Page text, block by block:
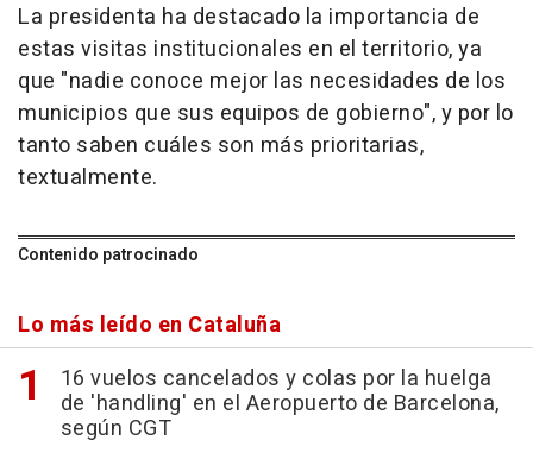
La presidenta ha destacado la importancia de
estas visitas institucionales en el territorio, ya
que "nadie conoce mejor las necesidades de los
municipios que sus equipos de gobierno", y por lo
tanto saben cuáles son más prioritarias,
textualmente.
Contenido patrocinado
Lo más leído en Cataluña
16 vuelos cancelados y colas por la huelga
de 'handling' en el Aeropuerto de Barcelona,
según CGT